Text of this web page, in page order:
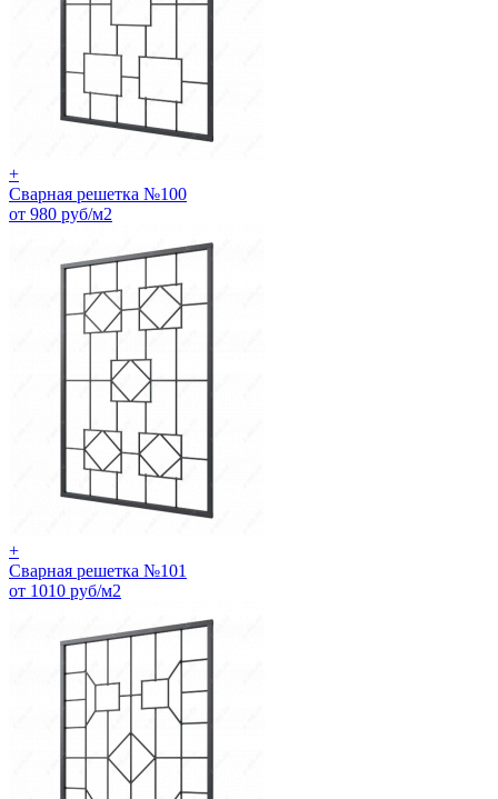
+
Сварная решетка №100
от 980 руб/м2
+
Сварная решетка №101
от 1010 руб/м2